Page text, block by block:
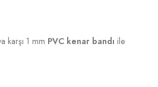
karşı 1 mm PVC kenar bandı ile